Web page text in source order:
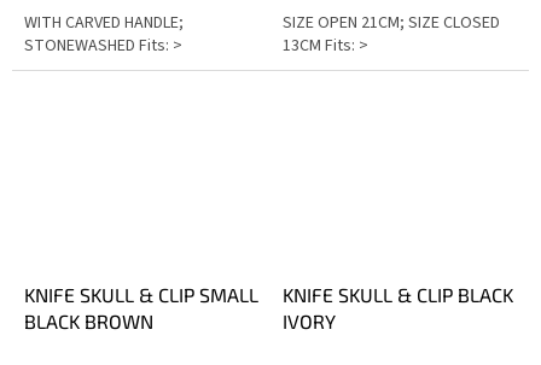
WITH CARVED HANDLE;
STONEWASHED Fits: >
SIZE OPEN 21CM; SIZE CLOSED
13CM Fits: >
KNIFE SKULL & CLIP SMALL
BLACK BROWN
KNIFE SKULL & CLIP BLACK
IVORY